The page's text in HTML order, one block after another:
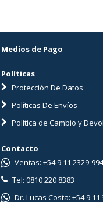
Medios de Pago
Políticas
Protección De Datos
Políticas De Envíos
Política de Cambio y
Contacto
Ventas: +54 9 11 2329-
Tel: 0810 220 8383
Dr. Lucas Costa: +54 9 11